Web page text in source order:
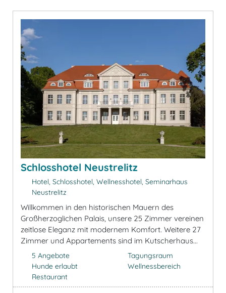
Schlosshotel Neustrelitz
Hotel, Schlosshotel, Wellnesshotel, Seminarhaus
Neustrelitz
Willkommen in den historischen Mauern des
Großherzoglichen Palais, unsere 25 Zimmer vereinen
zeitlose Eleganz mit modernem Komfort. Weitere 27
Zimmer und Appartements sind im Kutscherhaus...
5 Angebote
Hunde erlaubt
Restaurant
Tagungsraum
Wellnessbereich